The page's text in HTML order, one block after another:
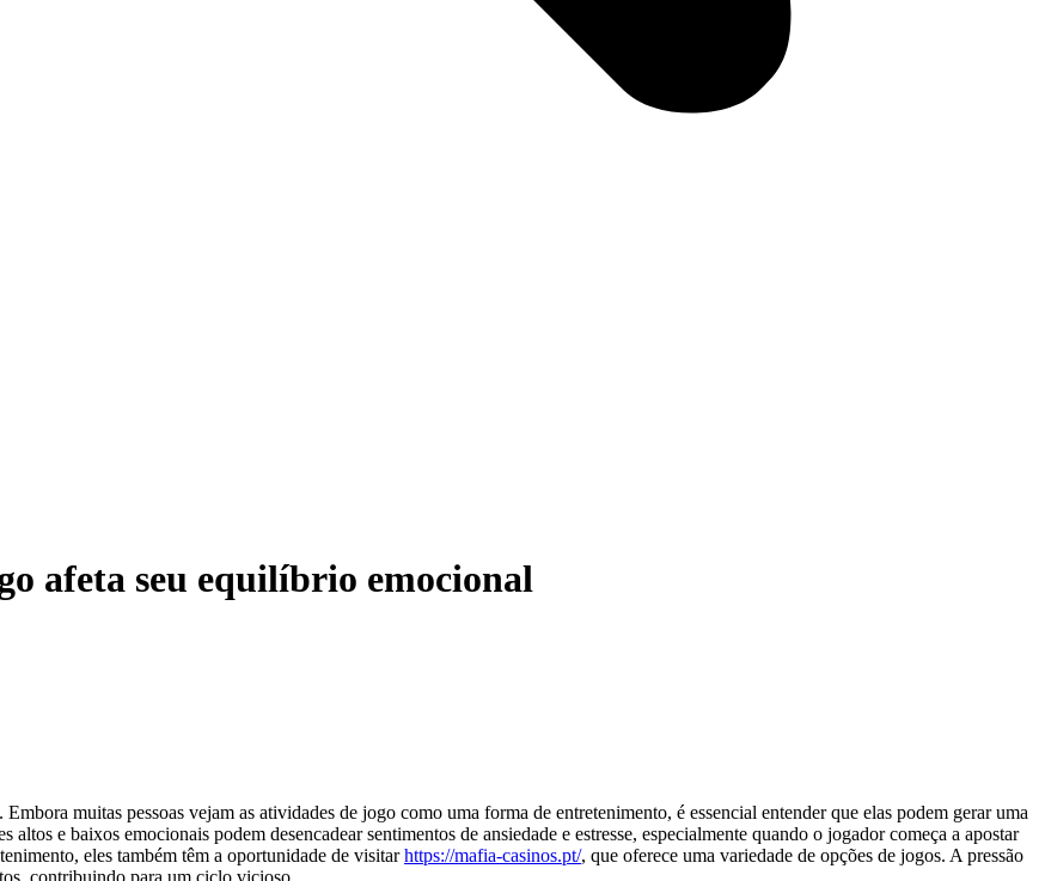
afeta seu equilíbrio emocional
muitas pessoas vejam as atividades de jogo como uma forma de entretenimento, é essencial entender que elas podem gerar uma
altos e baixos emocionais podem desencadear sentimentos de ansiedade e estresse, especialmente quando o jogador começa a apostar
eles também têm a oportunidade de visitarhttps://mafia-casinos.pt/, que oferece uma variedade de opções de jogos. A pressão